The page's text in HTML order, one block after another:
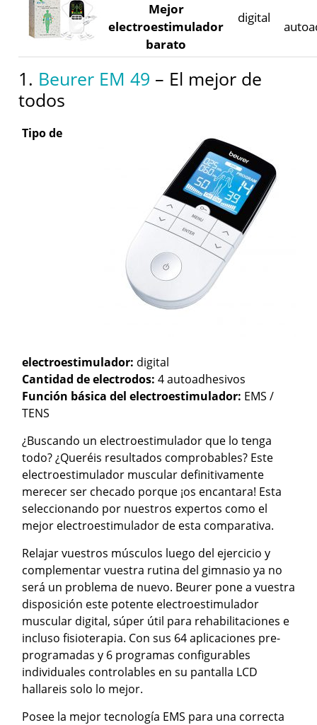
Mejor
electroestimulador
barato
digital
1. Beurer EM 49 – El mejor de
todos
Tipo de
electroestimulador: digital
Cantidad de electrodos:4 autoadhesivos
Función básica del electroestimulador: EMS /
TENS
¿Buscando un electroestimulador que lo tenga
todo? ¿Queréis resultados comprobables? Este
electroestimulador muscular definitivamente
merecer ser checado porque ¡os encantara! Esta
seleccionando por nuestros expertos como el
mejor electroestimulador de esta comparativa.
Relajar vuestros músculos luego del ejercicio y
complementar vuestra rutina del gimnasio ya no
será un problema de nuevo. Beurer pone a vuestra
disposición este potente electroestimulador
muscular digital, súper útil para rehabilitaciones e
incluso fisioterapia. Con sus 64 aplicaciones pre-
programadas y 6 programas configurables
individuales controlables en su pantalla LCD
hallareis solo lo mejor.
Posee la mejor tecnología EMS para una correcta